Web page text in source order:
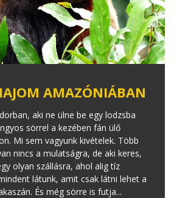
AMAZÓNIÁBAN
aki ne ülne be egy lodzsba
sörrel a kezében fán ülő
Mi sem vagyunk kivételek. Több
nincs a mulatságra, de aki keres,
olyan szállásra, ahol alig tíz
látunk, amit csak látni lehet a
És még sörre is futja...